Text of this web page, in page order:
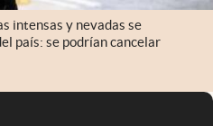
intensas y nevadas se
país: se podrían cancelar